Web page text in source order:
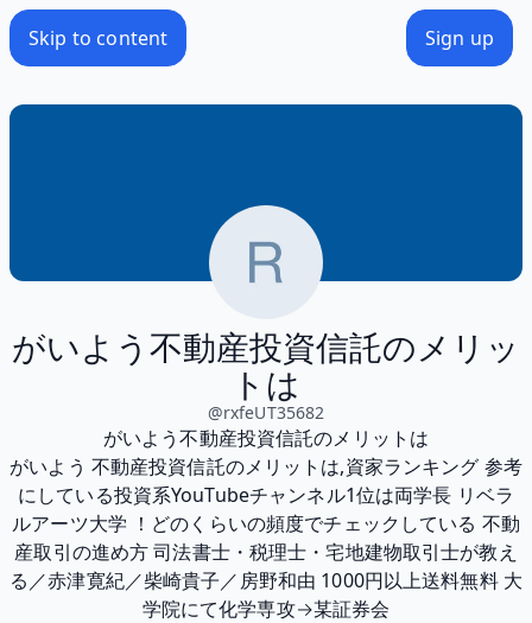
Skip to content Sign up
がいよう不動産投資信託のメリッ
トは
@rxfeUT35682
がいよう不動産投資信託のメリットは
がいよう 不動産投資信託のメリットは,資家ランキング 参考
にしている投資系YouTubeチャンネル1位は両学長 リベラ
ルアーツ大学 ！どのくらいの頻度でチェックしている 不動
産取引の進め方 司法書士・税理士・宅地建物取引士が教え
る／赤津寛紀／柴崎貴子／房野和由 1000円以上送料無料 大
学院にて化学専攻→某証券会